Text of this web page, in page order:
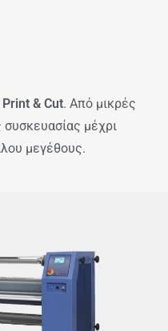
Print & Cut. Από μικρές
μέχρι
μεγέθους.